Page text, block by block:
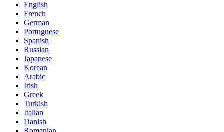
English
French
German
Portuguese
Spanish
Russian
Japanese
Korean
Arabic
Irish
Greek
Turkish
Italian
Danish